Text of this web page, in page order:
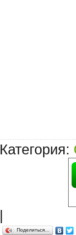
Категория:
|
Поделиться…